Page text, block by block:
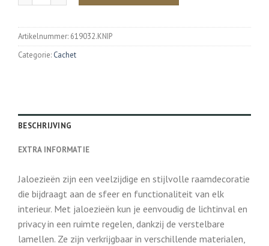
Artikelnummer: 619032.KNIP
Categorie: Cachet
BESCHRIJVING
EXTRA INFORMATIE
Jaloezieën zijn een veelzijdige en stijlvolle raamdecoratie
die bijdraagt aan de sfeer en functionaliteit van elk
interieur. Met jaloezieën kun je eenvoudig de lichtinval en
privacy in een ruimte regelen, dankzij de verstelbare
lamellen. Ze zijn verkrijgbaar in verschillende materialen,